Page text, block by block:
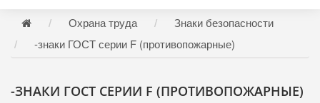
Охрана труда
Знаки безопасности
-знаки ГОСТ серии F (противопожарные)
-ЗНАКИ ГОСТ СЕРИИ F (ПРОТИВОПОЖАРНЫЕ)